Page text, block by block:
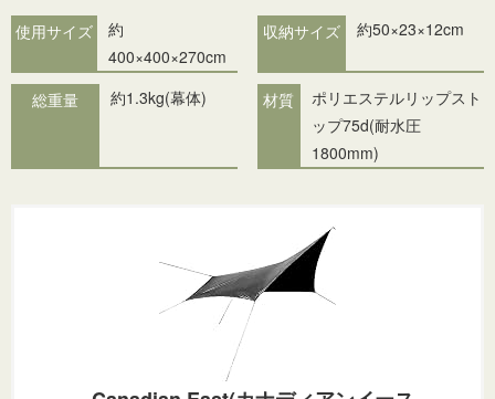
使用サイズ
約
400×400×270cm
収納サイズ 約50×23×12cm
総重量 約1.3kg(幕体) 材質
ポリエステルリップスト
ップ75d(耐水圧
1800mm)